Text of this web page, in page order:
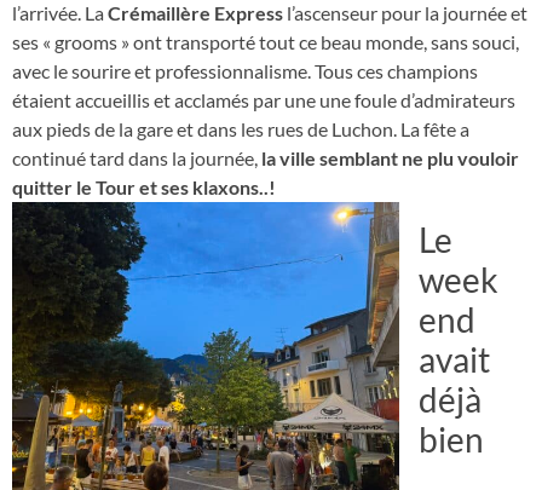
l’arrivée. LaCrémaillère Express l’ascenseur pour la journée et
ses « grooms » ont transporté tout ce beau monde, sans souci,
avec le sourire et professionnalisme. Tous ces champions
étaient accueillis et acclamés par une une foule d’admirateurs
aux pieds de la gare et dans les rues de Luchon. La fête a
continué tard dans la journée, la ville semblant ne plu vouloir
quitter le Tour et ses klaxons..!
Le
week
end
avait
déjà
bien